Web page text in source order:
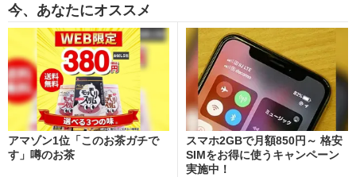
今、あなたにオススメ
アマゾン1位「このお茶ガチで
す」噂のお茶
スマホ2GBで月額850円～ 格安
SIMをお得に使うキャンペーン
実施中！